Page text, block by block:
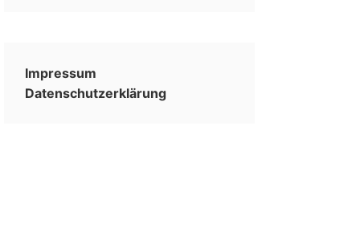
Impressum
Datenschutzerklärung